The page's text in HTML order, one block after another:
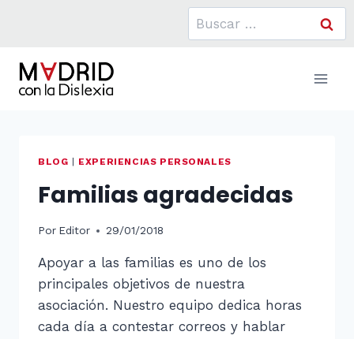
Buscar:
BLOG EXPERIENCIAS PERSONALES
Familias agradecidas
Por Editor 29/01/2018
Apoyar a las familias es uno de los
principales objetivos de nuestra
asociación. Nuestro equipo dedica horas
cada día a contestar correos y hablar